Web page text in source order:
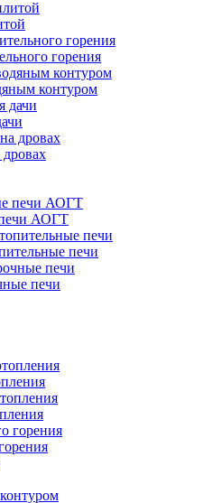
горения
контуром
печи АОГТ
печи
печи